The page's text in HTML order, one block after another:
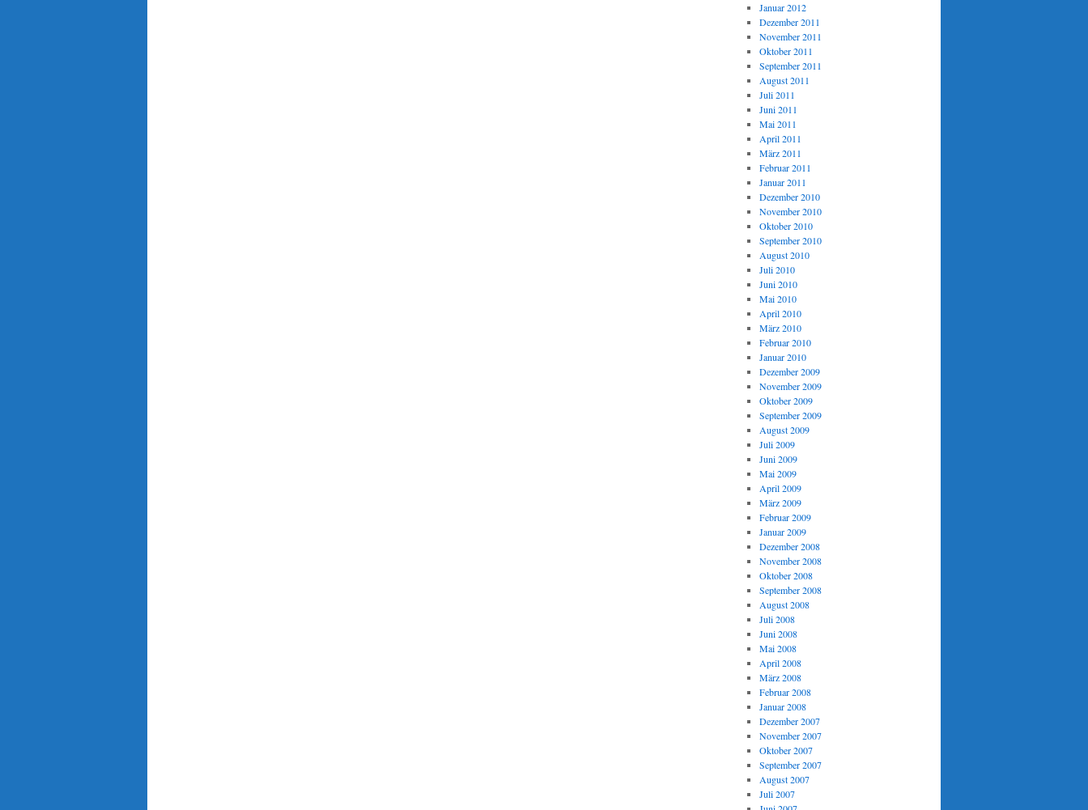
Januar 2012
Dezember 2011
November 2011
Oktober 2011
September 2011
August 2011
Juli 2011
Juni 2011
Mai 2011
April 2011
März 2011
Februar 2011
Januar 2011
Dezember 2010
November 2010
Oktober 2010
September 2010
August 2010
Juli 2010
Juni 2010
Mai 2010
April 2010
März 2010
Februar 2010
Januar 2010
Dezember 2009
November 2009
Oktober 2009
September 2009
August 2009
Juli 2009
Juni 2009
Mai 2009
April 2009
März 2009
Februar 2009
Januar 2009
Dezember 2008
November 2008
Oktober 2008
September 2008
August 2008
Juli 2008
Juni 2008
Mai 2008
April 2008
März 2008
Februar 2008
Januar 2008
Dezember 2007
November 2007
Oktober 2007
September 2007
August 2007
Juli 2007